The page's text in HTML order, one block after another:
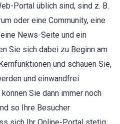
Portal üblich sind, sind z. B.
oder eine Community, eine
News-Seite und ein
Sie sich dabei zu Beginn am
und schauen Sie,
und einwandfrei
Sie dann immer noch
so Ihre Besucher